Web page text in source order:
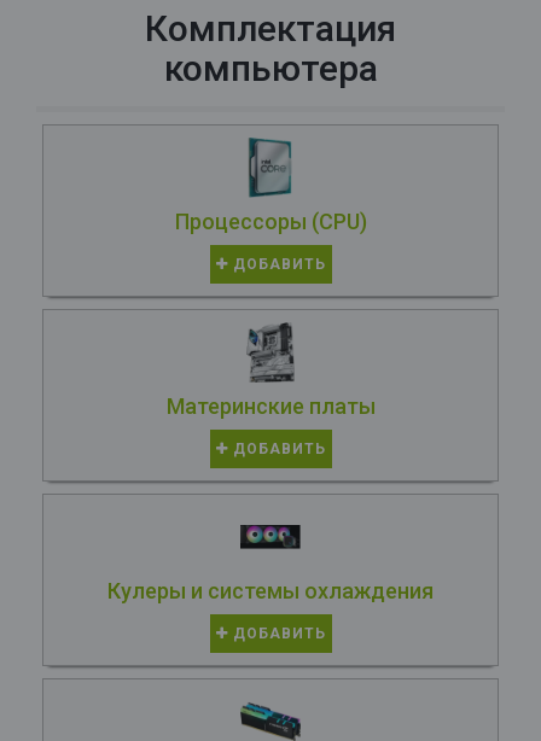
Комплектация
компьютера
Процессоры (CPU)
ДОБАВИТЬ
Материнские платы
ДОБАВИТЬ
Кулеры и системы охлаждения
ДОБАВИТЬ